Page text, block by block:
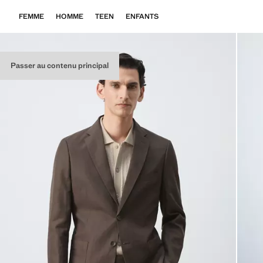
Passer au contenu principal
FEMME HOMME TEEN ENFANTS